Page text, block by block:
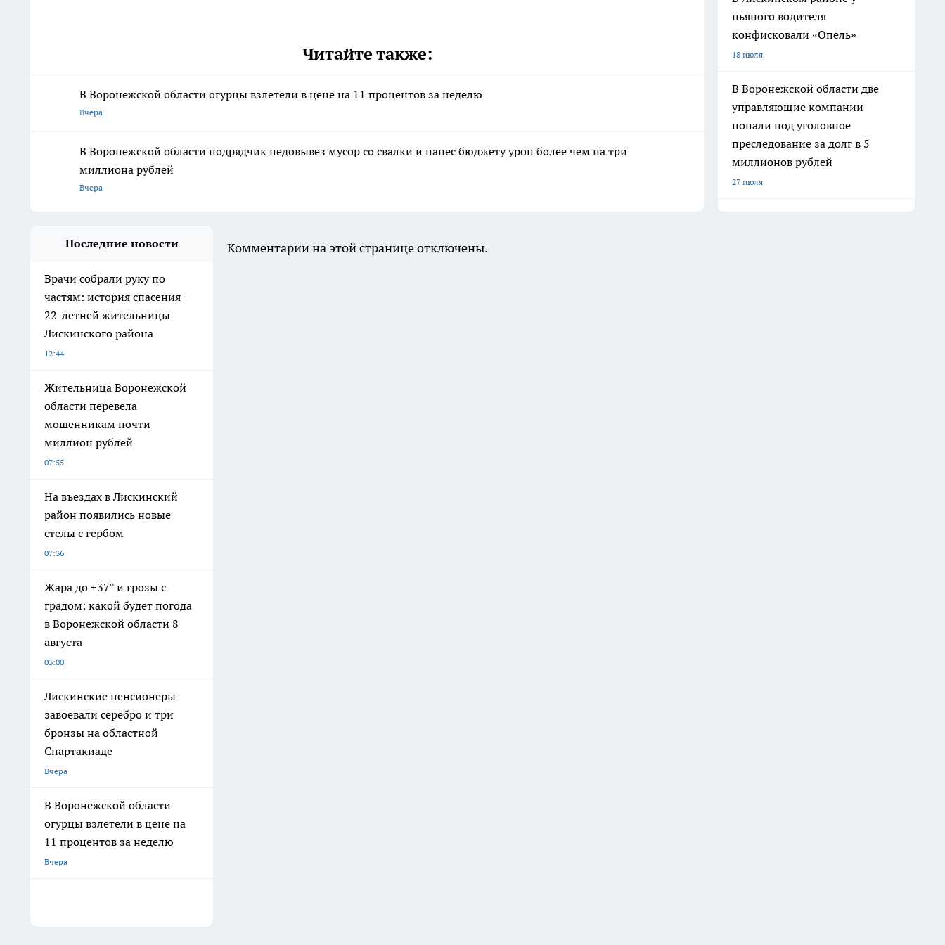
Читайте также:
В Воронежской области огурцы взлетели в цене на 11 процентов за неделю
Вчера
В Воронежской области подрядчик недовывез мусор со свалки и нанес бюджету урон более чем на три
миллиона рублей
Вчера
пьяного водителя
конфисковали «Опель»
18 июля
В Воронежской области две
управляющие компании
попали под уголовное
преследование за долг в 5
миллионов рублей
27 июля
Последние новости
Врачи собрали руку по
частям: история спасения
22-летней жительницы
Лискинского района
12:44
Жительница Воронежской
области перевела
мошенникам почти
миллион рублей
07:55
На въездах в Лискинский
район появились новые
стелы с гербом
07:36
Жара до +37° и грозы с
градом: какой будет погода
в Воронежской области 8
августа
03:00
Лискинские пенсионеры
завоевали серебро и три
бронзы на областной
Спартакиаде
Вчера
В Воронежской области
огурцы взлетели в цене на
11 процентов за неделю
Вчера
Комментарии на этой странице отключены.